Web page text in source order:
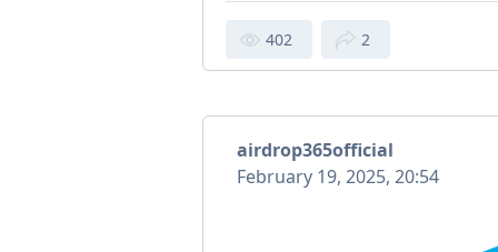
402 2
airdrop365official
February 19, 2025, 20:54